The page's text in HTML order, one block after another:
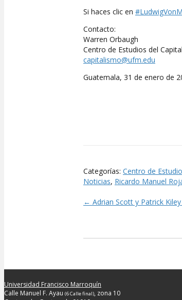
Si haces clic en
Contacto:
Warren Orbaugh
Centro de Estudios del
capitalismo@ufm.edu
Guatemala, 31 de enero de
Categorías: Centro de
Noticias, Ricardo Manuel
Posts
← Adrian Scott y Patrick
Universidad Francisco Marroquín
Calle Manuel F. Ayau (6 Calle final), zona 10